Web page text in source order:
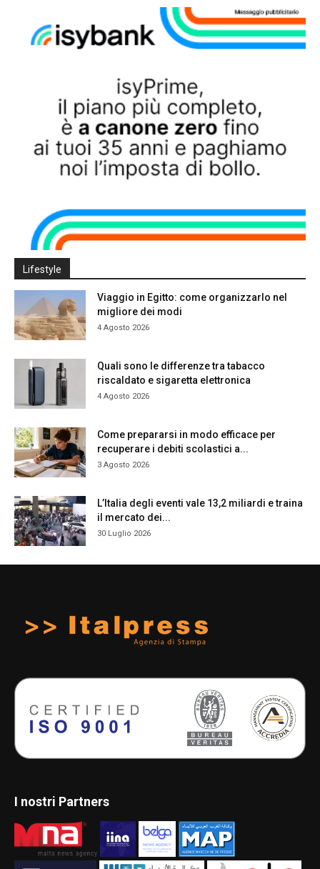
Lifestyle
Viaggio in Egitto: come organizzarlo nel
migliore dei modi
4 Agosto 2026
Quali sono le differenze tra tabacco
riscaldato e sigaretta elettronica
4 Agosto 2026
Come prepararsi in modo efficace per
recuperare i debiti scolastici a...
3 Agosto 2026
L’Italia degli eventi vale 13,2 miliardi e traina
il mercato dei...
30 Luglio 2026
I nostri Partners